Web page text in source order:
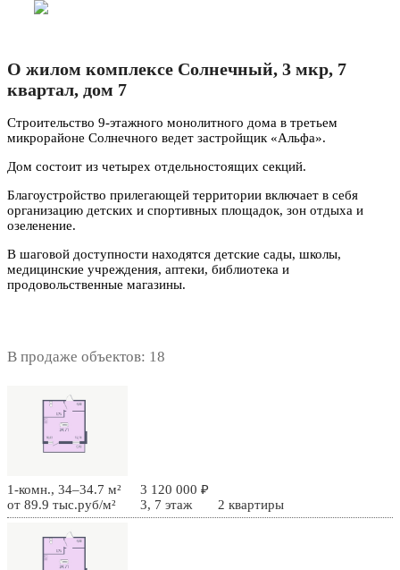
О жилом комплексе Солнечный, 3 мкр, 7
квартал, дом 7
Строительство 9-этажного монолитного дома в третьем
микрорайоне Солнечного ведет застройщик «Альфа».
Дом состоит из четырех отдельностоящих секций.
Благоустройство прилегающей территории включает в себя
организацию детских и спортивных площадок, зон отдыха и
озеленение.
В шаговой доступности находятся детские сады, школы,
медицинские учреждения, аптеки, библиотека и
продовольственные магазины.
В продаже объектов: 18
1-комн., 34–34.7 м²
3 120 000 ₽
от 89.9 тыс.руб/м²
3, 7 этаж 2 квартиры